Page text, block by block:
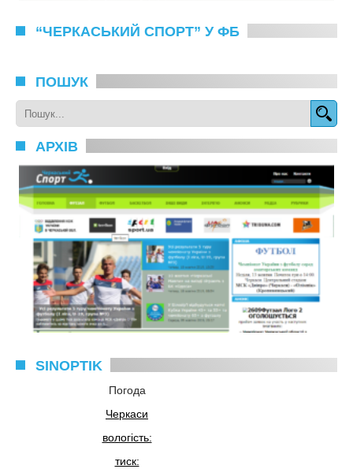
“ЧЕРКАСЬКИЙ СПОРТ” У ФБ
ПОШУК
АРХІВ
SINOPTIK
Погода
Черкаси
вологість:
тиск: